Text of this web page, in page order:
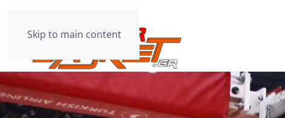
Skip to main content